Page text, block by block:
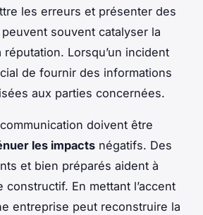
les erreurs et présenter des
souvent catalyser la
Lorsqu’un incident
de fournir des informations
aux parties concernées.
doivent être
les impacts négatifs. Des
et bien préparés aident à
constructif. En mettant l’accent
entreprise peut reconstruire la